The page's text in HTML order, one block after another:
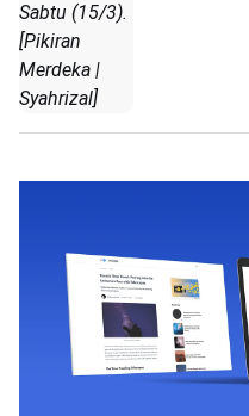
Sabtu (15/3).
[Pikiran
Merdeka |
Syahrizal]